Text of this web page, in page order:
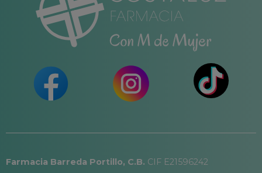
Farmacia Barreda Portillo, C.B. CIF E21596242